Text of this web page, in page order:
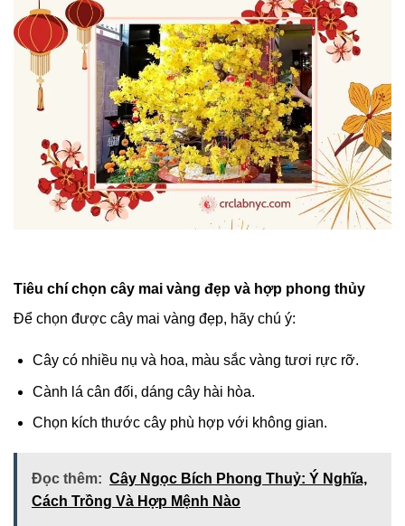
Tiêu chí chọn cây mai vàng đẹp và hợp phong thủy
Để chọn được cây mai vàng đẹp, hãy chú ý:
Cây có nhiều nụ và hoa, màu sắc vàng tươi rực rỡ.
Cành lá cân đối, dáng cây hài hòa.
Chọn kích thước cây phù hợp với không gian.
Đọc thêm: Cây Ngọc Bích Phong Thuỷ: Ý Nghĩa,
Cách Trồng Và Hợp Mệnh Nào